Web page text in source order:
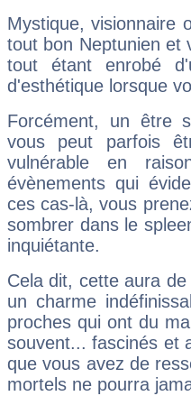
Mystique, visionnaire
tout bon Neptunien et
tout étant enrobé
d'esthétique lorsque
Forcément, un être
vous peut parfois
vulnérable en
évènements qui
ces cas-là, vous
sombrer dans le
inquiétante.
Cela dit, cette aura
un charme
proches qui ont du
souvent... fascinés et
que vous avez de
mortels ne pourra